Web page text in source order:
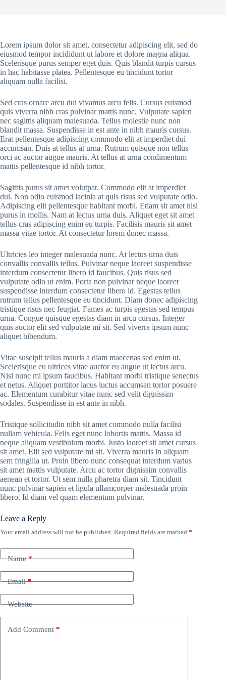
Lorem ipsum dolor sit amet, consectetur adipiscing elit, sed do
eiusmod tempor incididunt ut labore et dolore magna aliqua.
Scelerisque purus semper eget duis. Quis blandit turpis cursus
in hac habitasse platea. Pellentesque eu tincidunt tortor
aliquam nulla facilisi.
Sed cras ornare arcu dui vivamus arcu felis. Cursus euismod
quis viverra nibh cras pulvinar mattis nunc. Vulputate sapien
nec sagittis aliquam malesuada. Tellus molestie nunc non
blandit massa. Suspendisse in est ante in nibh mauris cursus.
Erat pellentesque adipiscing commodo elit at imperdiet dui
accumsan. Duis at tellus at urna. Rutrum quisque non tellus
orci ac auctor augue mauris. At tellus at urna condimentum
mattis pellentesque id nibh tortor.
Sagittis purus sit amet volutpat. Commodo elit at imperdiet
dui. Non odio euismod lacinia at quis risus sed vulputate odio.
Adipiscing elit pellentesque habitant morbi. Etiam sit amet nisl
purus in mollis. Nam at lectus urna duis. Aliquet eget sit amet
tellus cras adipiscing enim eu turpis. Facilisis mauris sit amet
massa vitae tortor. At consectetur lorem donec massa.
Ultricies leo integer malesuada nunc. At lectus urna duis
convallis convallis tellus. Pulvinar neque laoreet suspendisse
interdum consectetur libero id faucibus. Quis risus sed
vulputate odio ut enim. Porta non pulvinar neque laoreet
suspendisse interdum consectetur libero id. Egestas tellus
rutrum tellus pellentesque eu tincidunt. Diam donec adipiscing
tristique risus nec feugiat. Fames ac turpis egestas sed tempus
urna. Congue quisque egestas diam in arcu cursus. Integer
quis auctor elit sed vulputate mi sit. Sed viverra ipsum nunc
aliquet bibendum.
Vitae suscipit tellus mauris a diam maecenas sed enim ut.
Scelerisque eu ultrices vitae auctor eu augue ut lectus arcu.
Nisl nunc mi ipsum faucibus. Habitant morbi tristique senectus
et netus. Aliquet porttitor lacus luctus accumsan tortor posuere
ac. Elementum curabitur vitae nunc sed velit dignissim
sodales. Suspendisse in est ante in nibh.
Tristique sollicitudin nibh sit amet commodo nulla facilisi
nullam vehicula. Felis eget nunc lobortis mattis. Massa id
neque aliquam vestibulum morbi. Justo laoreet sit amet cursus
sit amet. Elit sed vulputate mi sit. Viverra mauris in aliquam
sem fringilla ut. Proin libero nunc consequat interdum varius
sit amet mattis vulputate. Arcu ac tortor dignissim convallis
aenean et tortor. Ut sem nulla pharetra diam sit. Tincidunt
nunc pulvinar sapien et ligula ullamcorper malesuada proin
libero. Id diam vel quam elementum pulvinar.
Leave a Reply
Your email address will not be published. Required fields are marked *
Name*
Email*
Website
Add Comment *